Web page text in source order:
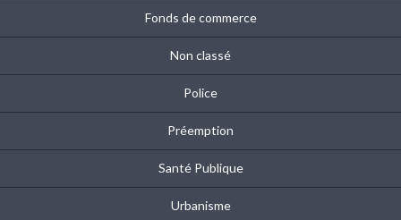
Fonds de commerce
Non classé
Police
Préemption
Santé Publique
Urbanisme